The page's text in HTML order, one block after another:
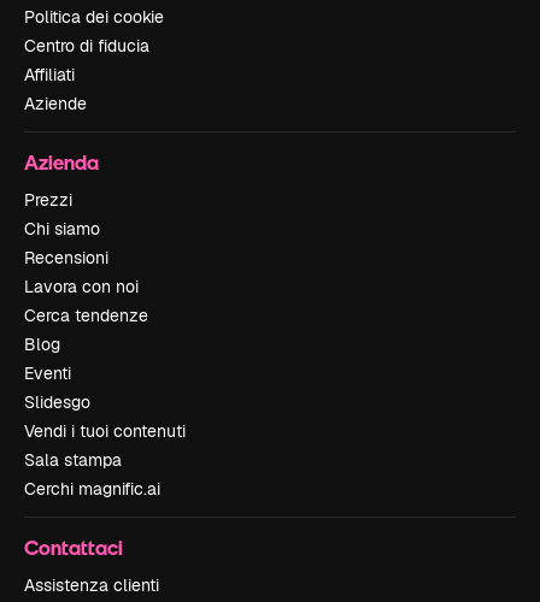
Politica dei cookie
Centro di fiducia
Affiliati
Aziende
Azienda
Prezzi
Chi siamo
Recensioni
Lavora con noi
Cerca tendenze
Blog
Eventi
Slidesgo
Vendi i tuoi contenuti
Sala stampa
Cerchi magnific.ai
Contattaci
Assistenza clienti